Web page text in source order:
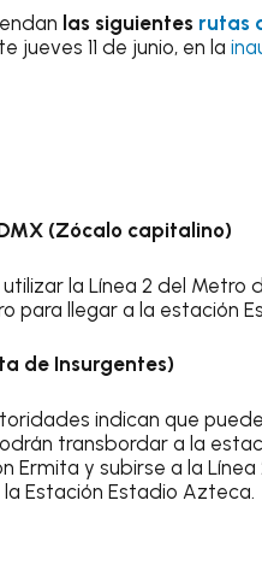
las siguientes rutas
jueves 11 de junio, en la
(Zócalo capitalino)
la Línea 2 del Metro
para llegar a la estación
de Insurgentes)
indican que
transbordar a la
Ermita y subirse a la
Estación Estadio Azteca.